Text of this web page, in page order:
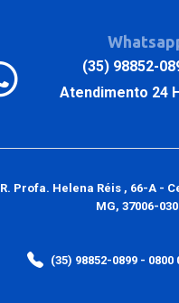
(35) 98852-
Atendimento 24
R. Profa. Helena Réis , 66-A -
MG, 37006-030
(35) 98852-0899 - 0800